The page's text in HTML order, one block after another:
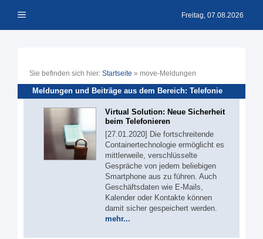
Inhalt Menü Freitag, 07.08.2026
Sie befinden sich hier: Startseite » move-Meldungen
Meldungen und Beiträge aus dem Bereich: Telefonie
Virtual Solution: Neue Sicherheit
beim Telefonieren
[27.01.2020] Die fortschreitende
Containertechnologie ermöglicht es
mittlerweile, verschlüsselte
Gespräche von jedem beliebigen
Smartphone aus zu führen. Auch
Geschäftsdaten wie E-Mails,
Kalender oder Kontakte können
damit sicher gespeichert werden.
mehr...